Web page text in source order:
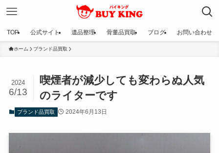
TOP 公式サイト 遺品整理 骨董品買取 ブログ お問い合わせ
ホーム ブランド品買取
喫煙者が減少しても変わらぬ人気
のライターです
2024
6/13
ブランド品買取 2024年6月13日